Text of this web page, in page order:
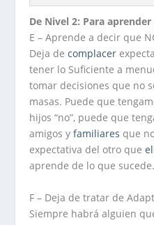
De Nivel 2: Para
E – Aprende a decir que
Deja decomplacer
tener lo Suficiente a
tomar decisiones que no
masas. Puede que
hijos “no”, puede que
amigos yfamiliares que
expectativa del otro que
aprende de lo que sucede.
F – Deja de tratar de
Siempre habrá alguien